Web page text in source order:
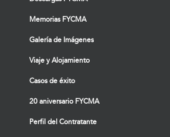
Memorias FYCMA
Galería de Imágenes
Viaje y Alojamiento
Casos de éxito
20 aniversario FYCMA
Perfil del Contratante